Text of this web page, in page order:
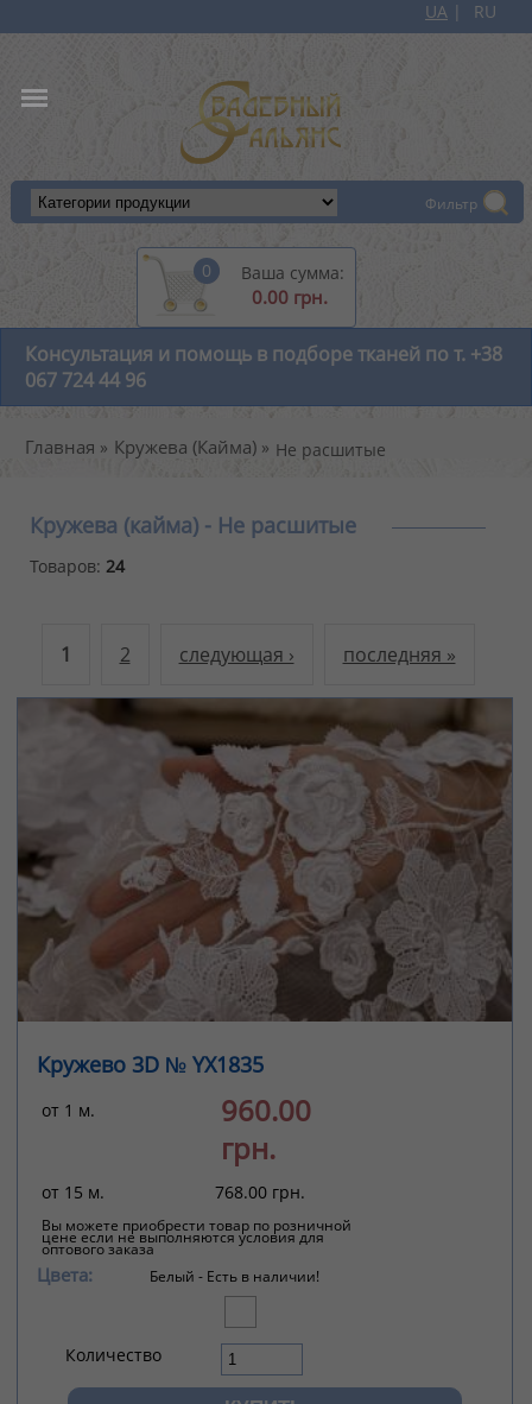
RU
UA
Фильтр
0 Ваша сумма:
0.00 грн.
Консультация и помощь в подборе тканей по т. +38
067 724 44 96
Главная Кружева (Кайма) Не расшитые
Кружева (кайма) - Не расшитые
Товаров: 24
1 2 следующая › последняя »
Кружево 3D № YX1835
от 1 м.
960.00
грн.
от 15 м. 768.00 грн.
Вы можете приобрести товар по розничной
цене если не выполняются условия для
оптового заказа
Цвета: Белый - Есть в наличии!
Количество